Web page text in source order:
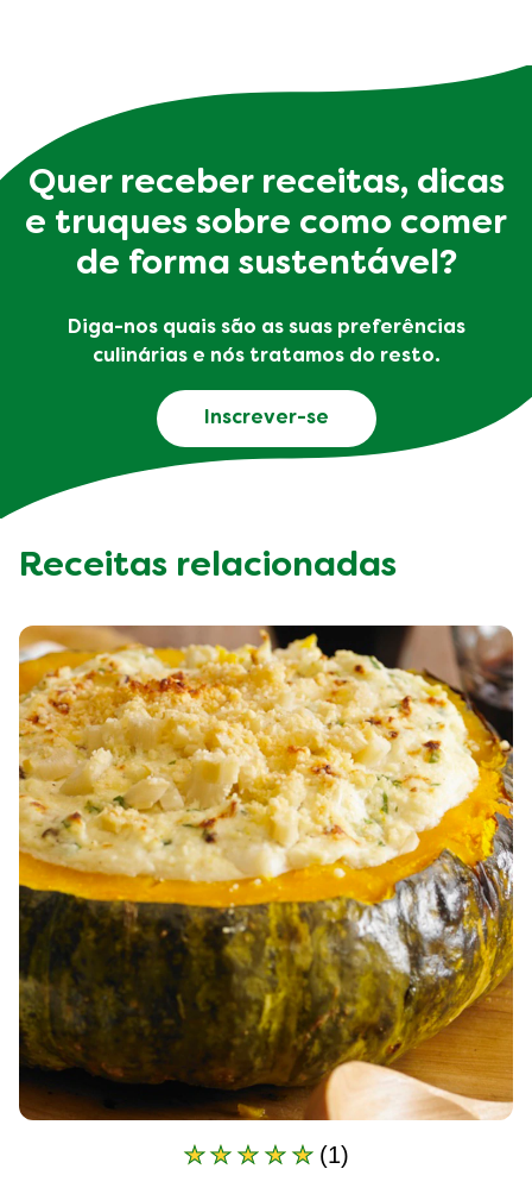
Quer receber receitas, dicas
e truques sobre como comer
de forma sustentável?
Diga-nos quais são as suas preferências
culinárias e nós tratamos do resto.
Inscrever-se
Receitas relacionadas
A
(1)